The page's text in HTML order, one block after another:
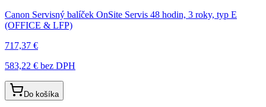
Canon Servisný balíček OnSite Servis 48 hodin, 3 roky, typ E
(OFFICE & LFP)
717,37 €
583,22 € bez DPH
Do košíka